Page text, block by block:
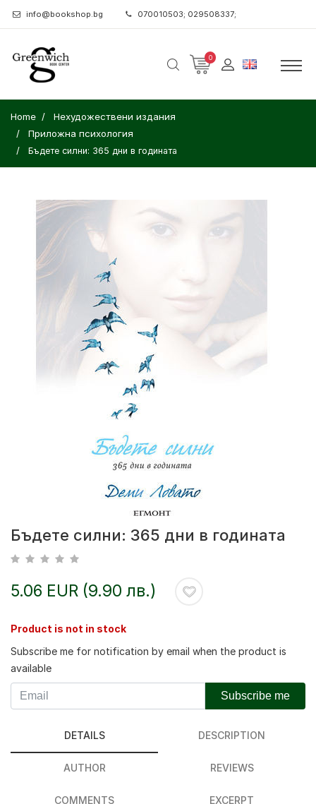
info@bookshop.bg 070010503; 029508337;
0
Home
Нехудожествени издания
Приложна психология
Бъдете силни: 365 дни в годината
Бъдете силни: 365 дни в годината
5.06 EUR (9.90 лв.)
Product is not in stock
Subscribe me for notification by email when the product is
available
Subscribe me
DETAILS DESCRIPTION
AUTHOR REVIEWS
COMMENTS EXCERPT